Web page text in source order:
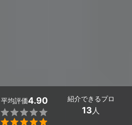
平均評価4.90


紹介できるプロ
13人